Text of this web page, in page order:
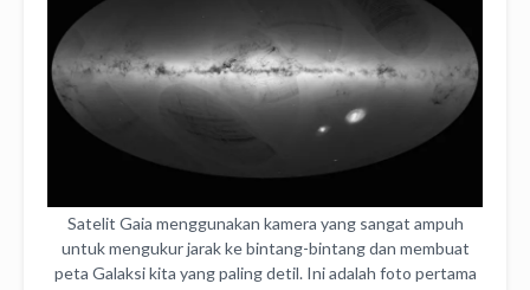
Satelit Gaia menggunakan kamera yang sangat ampuh
untuk mengukur jarak ke bintang-bintang dan membuat
peta Galaksi kita yang paling detil. Ini adalah foto pertama